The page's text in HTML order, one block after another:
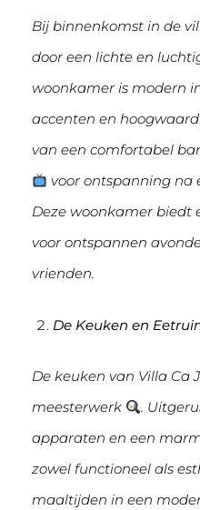
Bij binnenkomst in de
door een lichte en
woonkamer is modern
accenten en
van een comfortabel
voor ontspanning na
Deze woonkamer biedt
voor ontspannen
vrienden.
De Keuken en
De keuken van Villa Ca
meesterwerk
.
apparaten en een
zowel functioneel als
maaltijden in een